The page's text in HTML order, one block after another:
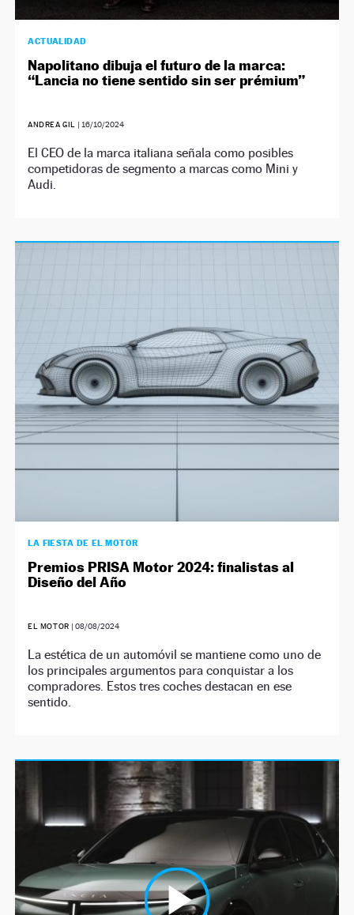
ACTUALIDAD
Napolitano dibuja el futuro de la marca:
“Lancia no tiene sentido sin ser prémium”
ANDREA GIL | 16/10/2024
El CEO de la marca italiana señala como posibles
competidoras de segmento a marcas como Mini y
Audi.
LA FIESTA DE EL MOTOR
Premios PRISA Motor 2024: finalistas al
Diseño del Año
EL MOTOR |08/08/2024
La estética de un automóvil se mantiene como uno de
los principales argumentos para conquistar a los
compradores. Estos tres coches destacan en ese
sentido.